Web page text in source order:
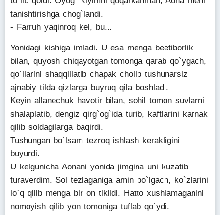
tanishtirishga chog`landi.
- Farruh yaqinroq kel, bu...
Yonidagi kishiga imladi. U esa menga beetiborlik
bilan, quyosh chiqayotgan tomonga qarab qo`ygach,
qo`llarini shaqqillatib chapak cholib tushunarsiz
ajnabiy tilda qizlarga buyruq qila boshladi.
Keyin allanechuk havotir bilan, sohil tomon suvlarni
shalaplatib, dengiz qirg`og`ida turib, kaftlarini karnak
qilib soldagilarga baqirdi.
Tushungan bo`lsam tezroq ishlash kerakligini
buyurdi.
U kelgunicha Aonani yonida jimgina uni kuzatib
turaverdim. Sol tezlaganiga amin bo`lgach, ko`zlarini
lo`q qilib menga bir on tikildi. Hatto xushlamaganini
nomoyish qilib yon tomoniga tuflab qo`ydi.